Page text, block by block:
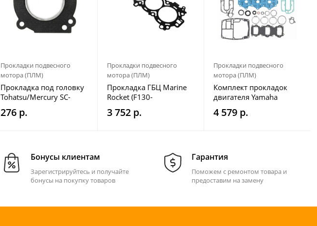
Прокладки подвесного
мотора (ПЛМ)
Прокладка под головку
Tohatsu/Mercury SC-
GS301
276 р.
Прокладки подвесного
мотора (ПЛМ)
Прокладка ГБЦ Marine
Rocket (F130-
01.02.30.00)
3 752 р.
Прокладки подвесного
мотора (ПЛМ)
Комплект прокладок
двигателя Yamaha
50G/60F/70B
4 579 р.
Бонусы клиентам
Зарегистрируйтесь и получайте
бонусы на покупку товаров
Гарантия
Поможем с ремонтом товара и
предоставим на замену